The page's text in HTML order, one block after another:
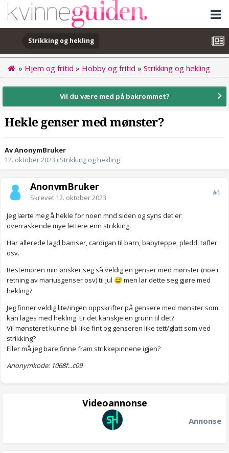
Strikking og hekling
» Hjem og fritid » Hobby og fritid » Strikking og hekling
Vil du være med på bakrommet?
Hekle genser med mønster?
Av AnonymBruker
12. oktober 2023 i Strikking og hekling
AnonymBruker
Skrevet 12. oktober 2023
#1
Jeg lærte meg å hekle for noen mnd siden og syns det er
overraskende mye lettere enn strikking.
Har allerede lagd bamser, cardigan til barn, babyteppe, pledd, tøfler
osv.
Bestemoren min ønsker seg så veldig en genser med mønster (noe i
retning av mariusgenser osv) til jul 😅 men lar dette seg gjøre med
hekling?
Jeg finner veldig lite/ingen oppskrifter på gensere med mønster som
kan lages med hekling. Er det kanskje en grunn til det?
Vil mønsteret kunne bli like fint og genseren like tett/glatt som ved
strikking?
Eller må jeg bare finne fram strikkepinnene igjen?
Anonymkode: 1068f...c09
Videoannonse
Annonse